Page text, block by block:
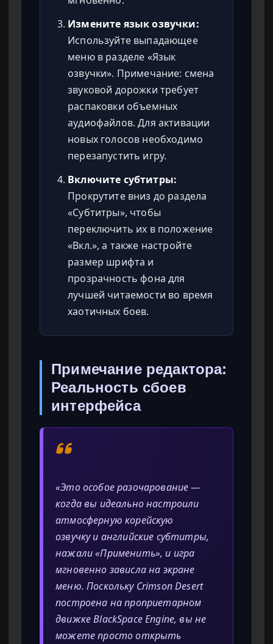
Измените язык озвучки:
Используйте выпадающее
меню в разделе «Язык
озвучки». Примечание: смена
звуковой дорожки требует
распаковки объемных
аудиофайлов. Для активации
новых голосов необходимо
перезапустить игру.
Включите субтитры:
Прокрутите вниз до раздела
«Субтитры», чтобы
переключить их в положение
«Вкл.», а также настройте
размер шрифта и
прозрачность фона для
лучшей читаемости во время
хаотичных боев.
Примечание редактора:
Реальность сбоев
интерфейса
«Это особое разочарование —
когда вы идеально настроили
атмосферную корейскую
озвучку и английские субтитры,
нажали «Применить», и игра
мгновенно зависла на экране
меню. Поскольку Crimson Desert
построена на проприетарном
движке BlackSpace Engine, вы не
можете просто открыть